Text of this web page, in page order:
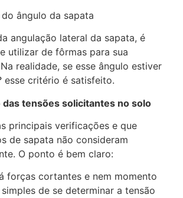
ângulo da sapata
angulação lateral da sapata, é
utilizar de fôrmas para sua
realidade, se esse ângulo estiver
esse critério é satisfeito.
tensões solicitantes no solo
principais verificações e que
de sapata não consideram
O ponto é bem claro:
forças cortantes e nem momento
de se determinar a tensão